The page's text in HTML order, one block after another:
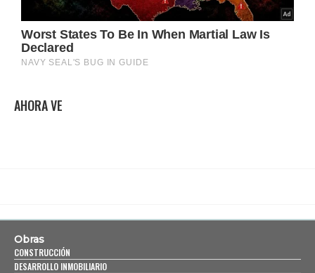
AHORA VE
Obras
CONSTRUCCIÓN
DESARROLLO INMOBILIARIO